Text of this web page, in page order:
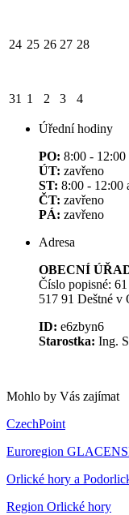
24 25 26 27 28
31 1 2 3 4
Úřední hodiny
PO: 8:00 - 12:00
ÚT: zavřeno
ST: 8:00 - 12:00
ČT: zavřeno
PÁ: zavřeno
Adresa
OBECNÍ
Číslo popisné: 61
517 91 Deštné v
ID: e6zbyn6
Starostka: Ing.
Mohlo by Vás zajímat
CzechPoint
Euroregion
Orlické hory a
Region Orlické hory